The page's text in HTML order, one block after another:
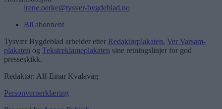
irene.oerke@tysver-bygdeblad.no
Bli abonnent
Tysvær Bygdeblad arbeider etter Redaktørplakaten, Ver Varsam-
plakaten og Tekstreklameplakaten sine retningslinjer for god
presseskikk.
Redaktør: Alf-Einar Kvalavåg
Personvernerklæring